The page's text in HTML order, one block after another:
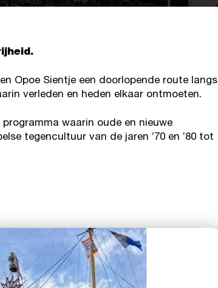
Opoe Sientje een doorlopende route langs
verleden en heden elkaar ontmoeten.
waarin oude en nieuwe
tegencultuur van de jaren ’70 en ’80 tot